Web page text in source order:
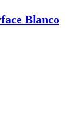
Blanco